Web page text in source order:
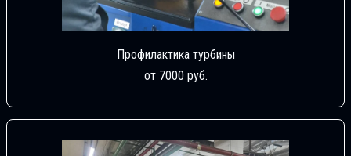
Профилактика турбины
от 7000 руб.